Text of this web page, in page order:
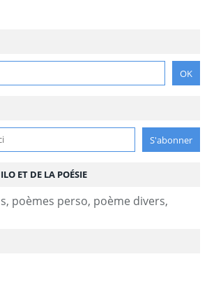
ET DE LA POÉSIE
poèmes perso, poème divers,